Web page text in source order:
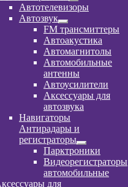
меню
Развернутое
вложенное
Автотелевизоры
Автозвук
Развернутое
вложенное
меню
FM трансмиттеры
Автоакустика
Автомагнитолы
Автомобильные
антенны
Автоусилители
Аксессуары для
автозвука
Навигаторы
Антирадары и
регистраторы
Развернутое
вложенное
меню
Парктроники
Видеорегистраторы
автомобильные
для